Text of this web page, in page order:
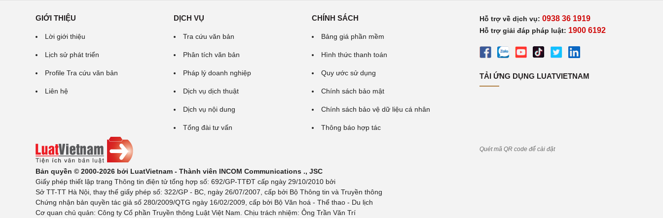
GIỚI THIỆU
Lời giới thiệu
Lịch sử phát triển
Profile Tra cứu văn bản
Liên hệ
DỊCH VỤ
Tra cứu văn bản
Phân tích văn bản
Pháp lý doanh nghiệp
Dịch vụ dịch thuật
Dịch vụ nội dung
Tổng đài tư vấn
CHÍNH SÁCH
Bảng giá phần mềm
Hình thức thanh toán
Quy ước sử dụng
Chính sách bảo mật
Chính sách bảo vệ dữ liệu cá nhân
Thông báo hợp tác
Bản quyền © 2000-2026 bởi LuatVietnam - Thành viên INCOM Communications ., JSC
Giấy phép thiết lập trang Thông tin điện tử tổng hợp số: 692/GP-TTĐT cấp ngày 29/10/2010 bởi
Sở TT-TT Hà Nội, thay thế giấy phép số: 322/GP - BC, ngày 26/07/2007, cấp bởi Bộ Thông tin và Truyền thông
Chứng nhận bản quyền tác giả số 280/2009/QTG ngày 16/02/2009, cấp bởi Bộ Văn hoá - Thể thao - Du lịch
Cơ quan chủ quản: Công ty Cổ phần Truyền thông Luật Việt Nam. Chịu trách nhiệm: Ông Trần Văn Trí
Hỗ trợ về dịch vụ: 0938 36 1919
Hỗ trợ giải đáp pháp luật: 1900 6192
TẢI ỨNG DỤNG LUATVIETNAM
Quét mã QR code để cài đặt